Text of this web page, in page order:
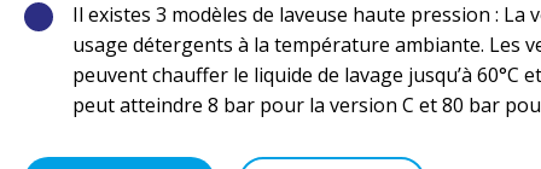
Il existes 3 modèles de laveuse haute pression :
usage détergents à la température ambiante. Les
peuvent chauffer le liquide de lavage jusqu’à
peut atteindre 8 bar pour la version C et 80 bar